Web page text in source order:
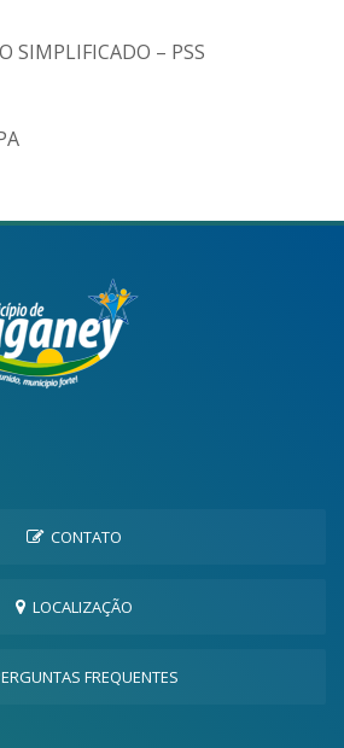
SIMPLIFICADO – PSS
CONTATO
LOCALIZAÇÃO
FREQUENTES